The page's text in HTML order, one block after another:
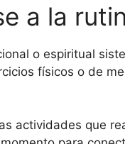
a la
o espiritual
físicos o de
actividades que